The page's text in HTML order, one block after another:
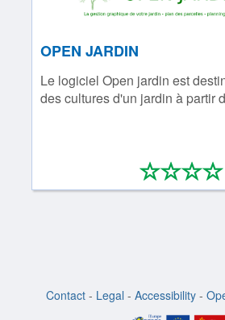
OPEN JARDIN
Le logiciel Open jardin est
des cultures d'un jardin à partir
***
Contact - Legal - Accessibility -